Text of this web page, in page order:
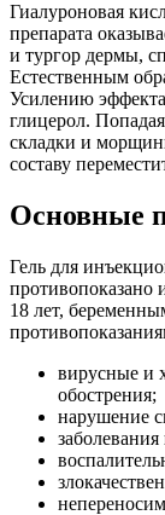
Гиалуроновая
препарата
и тургор дермы,
Естественным
Усилению
глицерол.
складки и
составу
Основные
Гель для
противопоказано
18 лет,
вирусные и
обострения;
нарушение